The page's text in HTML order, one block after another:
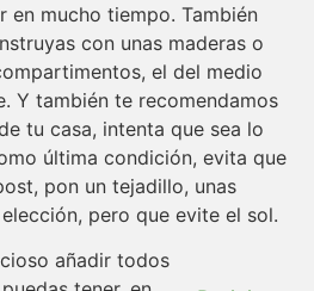
en mucho tiempo. También
con unas maderas o
el del medio
Y también te recomendamos
tu casa, intenta que sea lo
última condición, evita que
pon un tejadillo, unas
pero que evite el sol.
añadir todos